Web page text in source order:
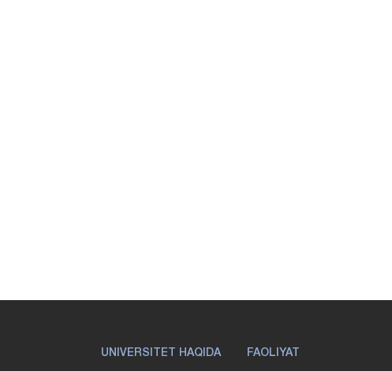
UNIVERSITET HAQIDA FAOLIYAT